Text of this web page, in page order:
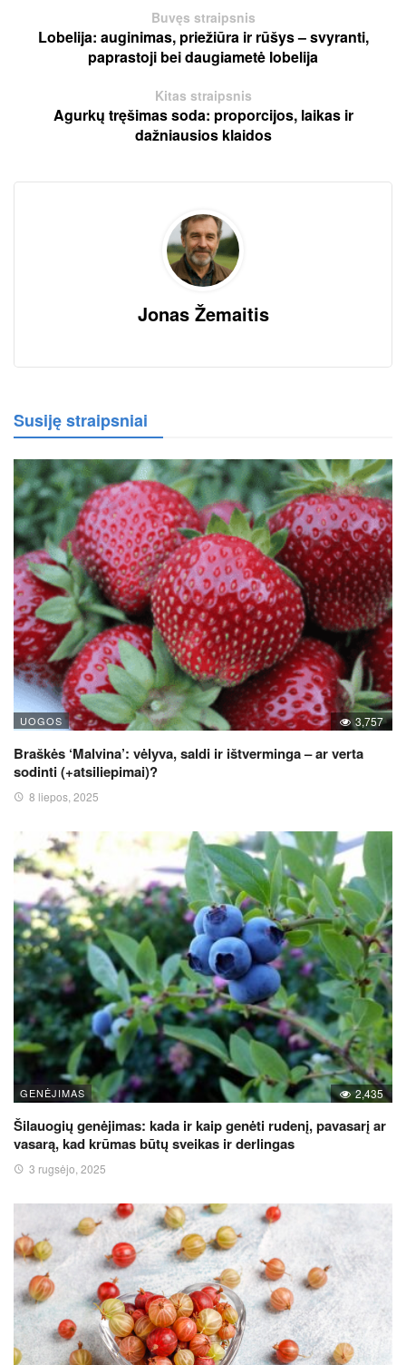
Buvęs straipsnis
Lobelija: auginimas, priežiūra ir rūšys – svyranti,
paprastoji bei daugiametė lobelija
Kitas straipsnis
Agurkų tręšimas soda: proporcijos, laikas ir
dažniausios klaidos
Jonas Žemaitis
Susiję straipsniai
UOGOS 3,757
Braškės ‘Malvina’: vėlyva, saldi ir ištverminga – ar verta
sodinti (+atsiliepimai)?
8 liepos, 2025
GENĖJIMAS 2,435
Šilauogių genėjimas: kada ir kaip genėti rudenį, pavasarį ar
vasarą, kad krūmas būtų sveikas ir derlingas
3 rugsėjo, 2025